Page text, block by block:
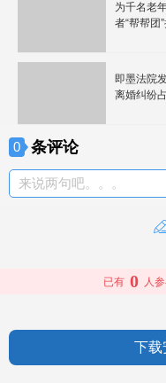
为千名老
者“帮帮团
即墨法院发布
0 条评论
来说两句吧。。。
已有 0 人
下载